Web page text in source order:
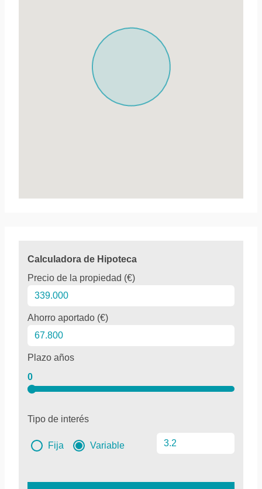
Calculadora de Hipoteca
Precio de la propiedad (€)
Ahorro aportado (€)
Plazo años
0
Tipo de interés
Fija Variable